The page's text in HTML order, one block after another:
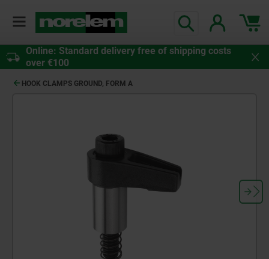
Online: Standard delivery free of shipping costs
over €100
HOOK CLAMPS GROUND, FORM A